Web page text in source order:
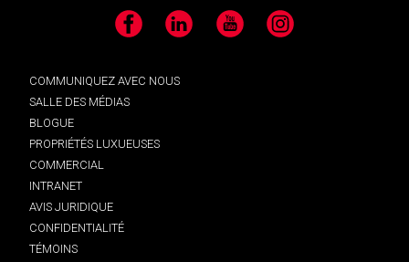
Facebook LinkedIn YouTube Instagram
COMMUNIQUEZ AVEC NOUS
SALLE DES MÉDIAS
BLOGUE
PROPRIÉTÉS LUXUEUSES
COMMERCIAL
INTRANET
AVIS JURIDIQUE
CONFIDENTIALITÉ
TÉMOINS